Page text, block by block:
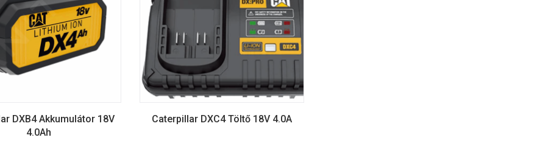
DXB4 Akkumulátor 18V
4.0Ah
Caterpillar DXC4 Töltő 18V 4.0A